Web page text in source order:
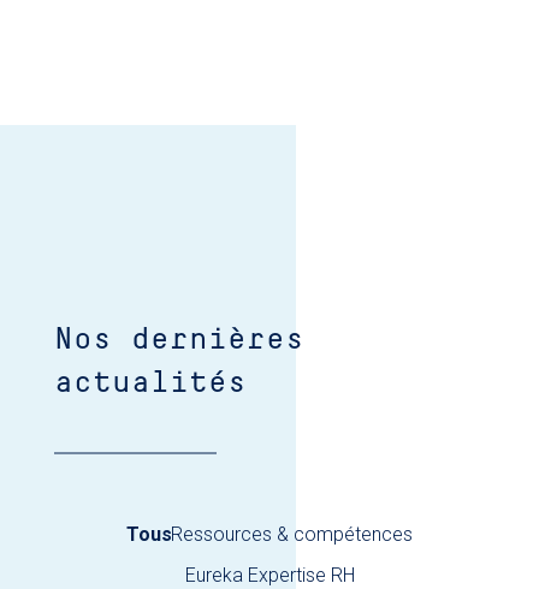
Nos dernières
actualités
TousRessources & compétences
Eureka Expertise RH